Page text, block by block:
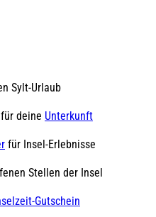
Sylt-Urlaub
deine Unterkunft
für Insel-Erlebnisse
Stellen der Insel
Gutschein